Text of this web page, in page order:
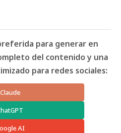
para generar en
del contenido y una
para redes sociales:
Claude
AI